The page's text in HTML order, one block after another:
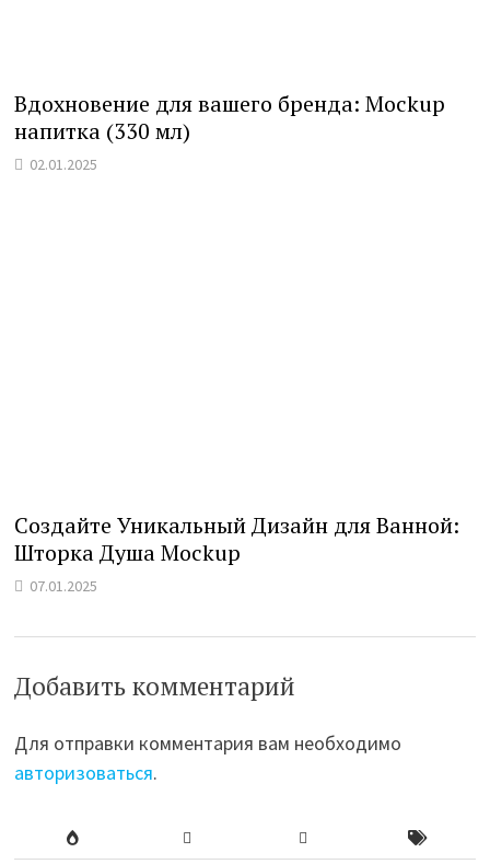
Вдохновение для вашего бренда: Mockup
напитка (330 мл)
02.01.2025
Создайте Уникальный Дизайн для Ванной:
Шторка Душа Mockup
07.01.2025
Добавить комментарий
Для отправки комментария вам необходимо
авторизоваться.